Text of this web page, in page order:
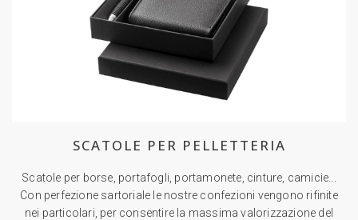
SCATOLE PER PELLETTERIA
Scatole per borse, portafogli, portamonete, cinture, camicie...
Con perfezione sartoriale le nostre confezioni vengono rifinite
nei particolari, per consentire la massima valorizzazione del